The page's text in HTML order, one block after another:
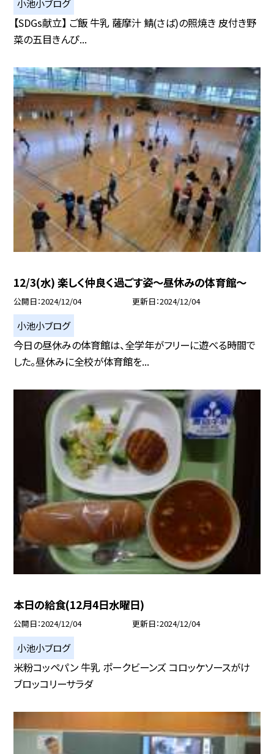
小池小ブログ
【SDGs献立】 ご飯 牛乳 薩摩汁 鯖(さば)の照焼き 皮付き野
菜の五目きんぴ...
12/3(水) 楽しく仲良く過ごす姿〜昼休みの体育館〜
公開日 2024/12/04 更新日 2024/12/04
小池小ブログ
今日の昼休みの体育館は、全学年がフリーに遊べる時間で
した。昼休みに全校が体育館を...
本日の給食(12月4日水曜日)
公開日 2024/12/04 更新日 2024/12/04
小池小ブログ
米粉コッペパン 牛乳 ポークビーンズ コロッケソースがけ
ブロッコリーサラダ